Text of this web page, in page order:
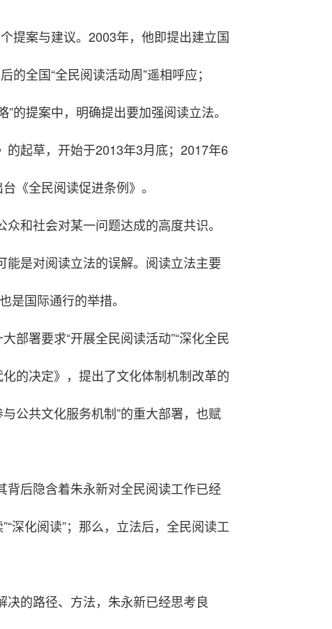
提案与建议。2003年，他即提出建立国
全国“全民阅读活动周”遥相呼应；
的提案中，明确提出要加强阅读立法。
的起草，开始于2013年3月底；2017年6
《全民阅读促进条例》。
和社会对某一问题达成的高度共识。
能是对阅读立法的误解。阅读立法主要
国际通行的举措。
部署要求“开展全民阅读活动”“深化全民
的决定》，提出了文化体制机制改革的
公共文化服务机制”的重大部署，也赋
背后隐含着朱永新对全民阅读工作已经
深化阅读”；那么，立法后，全民阅读工
决的路径、方法，朱永新已经思考良